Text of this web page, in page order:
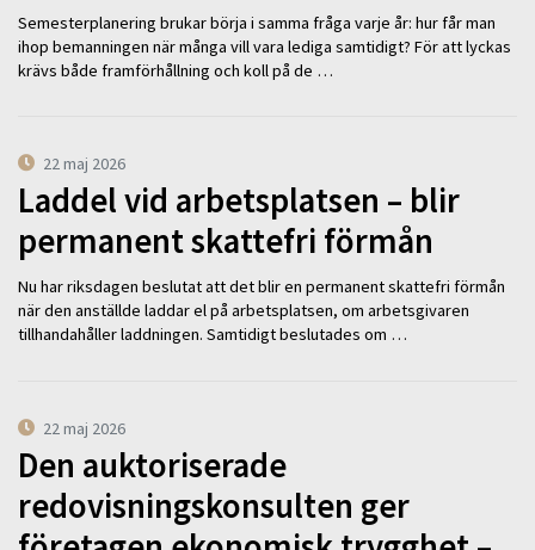
Semesterplanering brukar börja i samma fråga varje år: hur får man
ihop bemanningen när många vill vara lediga samtidigt? För att lyckas
krävs både framförhållning och koll på de …
22 maj 2026
Laddel vid arbetsplatsen – blir
permanent skattefri förmån
Nu har riksdagen beslutat att det blir en permanent skattefri förmån
när den anställde laddar el på arbetsplatsen, om arbetsgivaren
tillhandahåller laddningen. Samtidigt beslutades om …
22 maj 2026
Den auktoriserade
redovisningskonsulten ger